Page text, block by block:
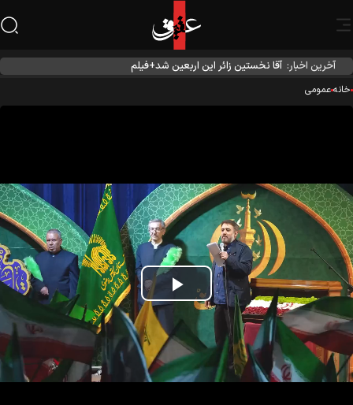
آخرین اخبار: آقا نخستین زائر این اربعین شد+فیلم
عمومی
Play
Video